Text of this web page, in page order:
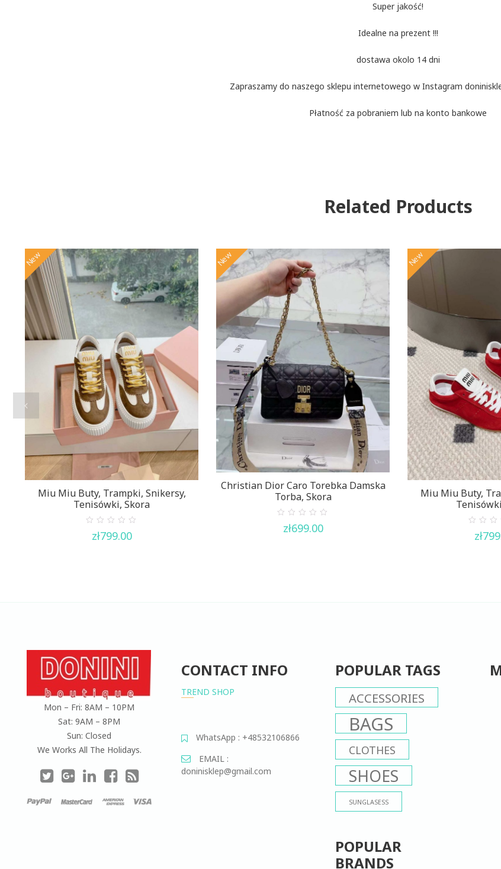
Super jakość!
Idealne na prezent !!!
dostawa okolo 14 dni
Zapraszamy do naszego sklepu internetowego w Instagram
Płatność za pobraniem lub na konto bankowe
Related Products
New
Miu Miu Buty, Trampki, Snikersy,
Tenisówki, Skora
out
zł799.00
New
Christian Dior Caro Torebka Damska
Torba, Skora
out
zł699.00
New
Miu Miu Buty,
out
zł
Mon – Fri: 8AM – 10PM
Sat: 9AM – 8PM
Sun: Closed
We Works All The Holidays.
CONTACT INFO
TREND SHOP
WhatsApp : +48532106866
EMAIL :
doninisklep@gmail.com
POPULAR TAGS
ACCESSORIES
BAGS
CLOTHES
SHOES
SUNGLASESS
POPULAR
BRANDS